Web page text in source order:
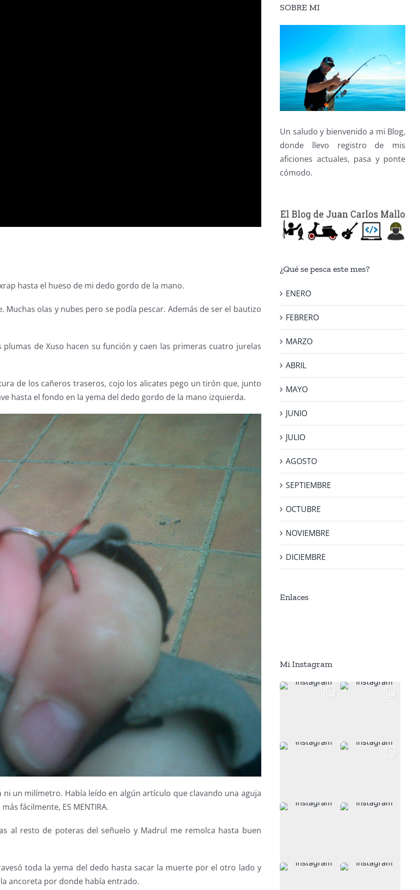
hasta el hueso de mi dedo gordo de la mano.
Muchas olas y nubes pero se podía pescar. Además de ser el bautizo
de Xuso hacen su función y caen las primeras cuatro jurelas
de los cañeros traseros, cojo los alicates pego un tirón que, junto
hasta el fondo en la yema del dedo gordo de la mano izquierda.
un milímetro. Había leído en algún artículo que clavando una aguja
fácilmente, ES MENTIRA.
al resto de poteras del señuelo y Madrul me remolca hasta buen
toda la yema del dedo hasta sacar la muerte por el otro lado y
ancoreta por donde había entrado.
SOBRE MI
Un saludo y bienvenido a mi Blog,
donde llevo registro de mis
aficiones actuales, pasa y ponte
cómodo.
¿Qué se pesca este mes?
ENERO
FEBRERO
MARZO
ABRIL
MAYO
JUNIO
JULIO
AGOSTO
SEPTIEMBRE
OCTUBRE
NOVIEMBRE
DICIEMBRE
Enlaces
Mi Instagram